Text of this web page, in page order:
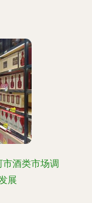
酒类市场调
展